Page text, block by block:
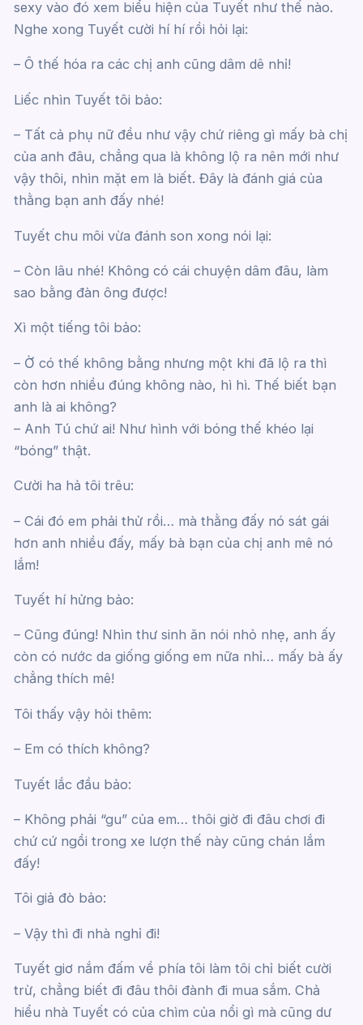
sexy vào đó xem biểu hiện của Tuyết như thế nào.
Nghe xong Tuyết cười hí hí rồi hỏi lại:
– Ô thế hóa ra các chị anh cũng dâm dê nhỉ!
Liếc nhìn Tuyết tôi bảo:
– Tất cả phụ nữ đều như vậy chứ riêng gì mấy bà chị
của anh đâu, chẳng qua là không lộ ra nên mới như
vậy thôi, nhìn mặt em là biết. Đây là đánh giá của
thằng bạn anh đấy nhé!
Tuyết chu môi vừa đánh son xong nói lại:
– Còn lâu nhé! Không có cái chuyện dâm đâu, làm
sao bằng đàn ông được!
Xì một tiếng tôi bảo:
– Ờ có thế không bằng nhưng một khi đã lộ ra thì
còn hơn nhiều đúng không nào, hì hì. Thế biết bạn
anh là ai không?
– Anh Tú chứ ai! Như hình với bóng thế khéo lại
“bóng” thật.
Cười ha hả tôi trêu:
– Cái đó em phải thử rồi… mà thằng đấy nó sát gái
hơn anh nhiều đấy, mấy bà bạn của chị anh mê nó
lắm!
Tuyết hí hửng bảo:
– Cũng đúng! Nhìn thư sinh ăn nói nhỏ nhẹ, anh ấy
còn có nước da giống giống em nữa nhỉ… mấy bà ấy
chẳng thích mê!
Tôi thấy vậy hỏi thêm:
– Em có thích không?
Tuyết lắc đầu bảo:
– Không phải “gu” của em… thôi giờ đi đâu chơi đi
chứ cứ ngồi trong xe lượn thế này cũng chán lắm
đấy!
Tôi giả đò bảo:
– Vậy thì đi nhà nghỉ đi!
Tuyết giơ nắm đấm về phía tôi làm tôi chỉ biết cười
trừ, chẳng biết đi đâu thôi đành đi mua sắm. Chả
hiểu nhà Tuyết có của chìm của nổi gì mà cũng dư